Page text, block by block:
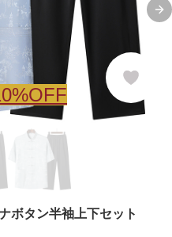
ボタン半袖上下セット